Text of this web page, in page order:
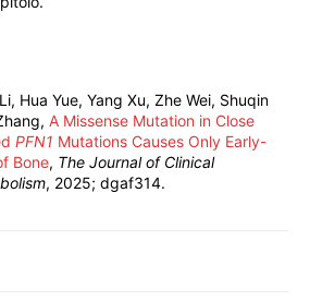
Hua Yue, Yang Xu, Zhe Wei, Shuqin
A Missense Mutation in Close
PFN1 Mutations Causes Only Early-
Bone, The Journal of Clinical
, 2025; dgaf314.